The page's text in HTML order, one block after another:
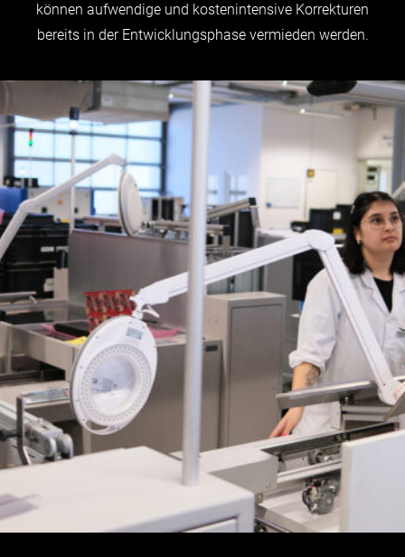
können aufwendige und kostenintensive Korrekturen
bereits in der Entwicklungsphase vermieden werden.